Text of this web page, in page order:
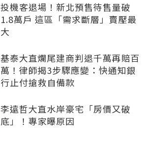
投機客退場！新北預售待售量破
1.8萬戶 這區「需求斷層」賣壓最
大
基泰大直爛尾建商判退千萬再賠百
萬！律師揭3步驟應變：快通知銀
行止付搶救自備款
李遠哲大直水岸豪宅「房價又破
底」！專家曝原因